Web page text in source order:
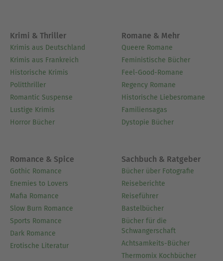
Krimi & Thriller
Krimis aus Deutschland
Krimis aus Frankreich
Historische Krimis
Politthriller
Romantic Suspense
Lustige Krimis
Horror Bücher
Romane & Mehr
Queere Romane
Feministische Bücher
Feel-Good-Romane
Regency Romane
Historische Liebesromane
Familiensagas
Dystopie Bücher
Romance & Spice
Gothic Romance
Enemies to Lovers
Mafia Romance
Slow Burn Romance
Sports Romance
Dark Romance
Erotische Literatur
Sachbuch & Ratgeber
Bücher über Fotografie
Reiseberichte
Reiseführer
Bastelbücher
Bücher für die
Schwangerschaft
Achtsamkeits-Bücher
Thermomix Kochbücher